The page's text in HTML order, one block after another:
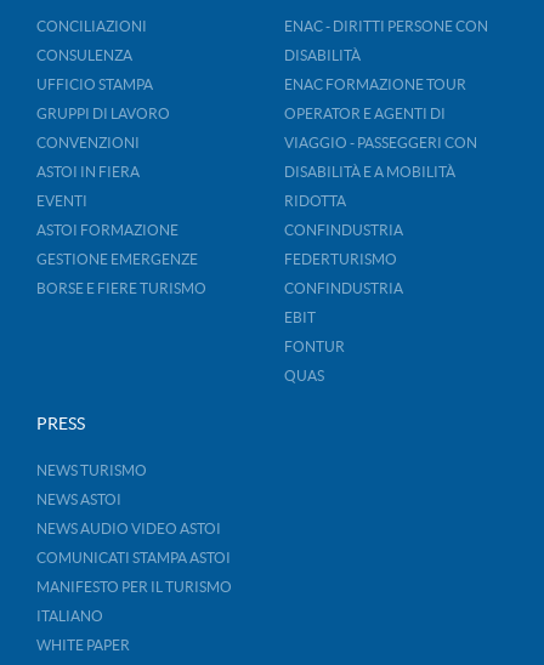
CONCILIAZIONI
CONSULENZA
UFFICIO STAMPA
GRUPPI DI LAVORO
CONVENZIONI
ASTOI IN FIERA
EVENTI
ASTOI FORMAZIONE
GESTIONE EMERGENZE
BORSE E FIERE TURISMO
ENAC - DIRITTI PERSONE CON
DISABILITÀ
ENAC FORMAZIONE TOUR
OPERATOR E AGENTI DI
VIAGGIO - PASSEGGERI CON
DISABILITÀ E A MOBILITÀ
RIDOTTA
CONFINDUSTRIA
FEDERTURISMO
CONFINDUSTRIA
EBIT
FONTUR
QUAS
PRESS
NEWS TURISMO
NEWS ASTOI
NEWS AUDIO VIDEO ASTOI
COMUNICATI STAMPA ASTOI
MANIFESTO PER IL TURISMO
ITALIANO
WHITE PAPER